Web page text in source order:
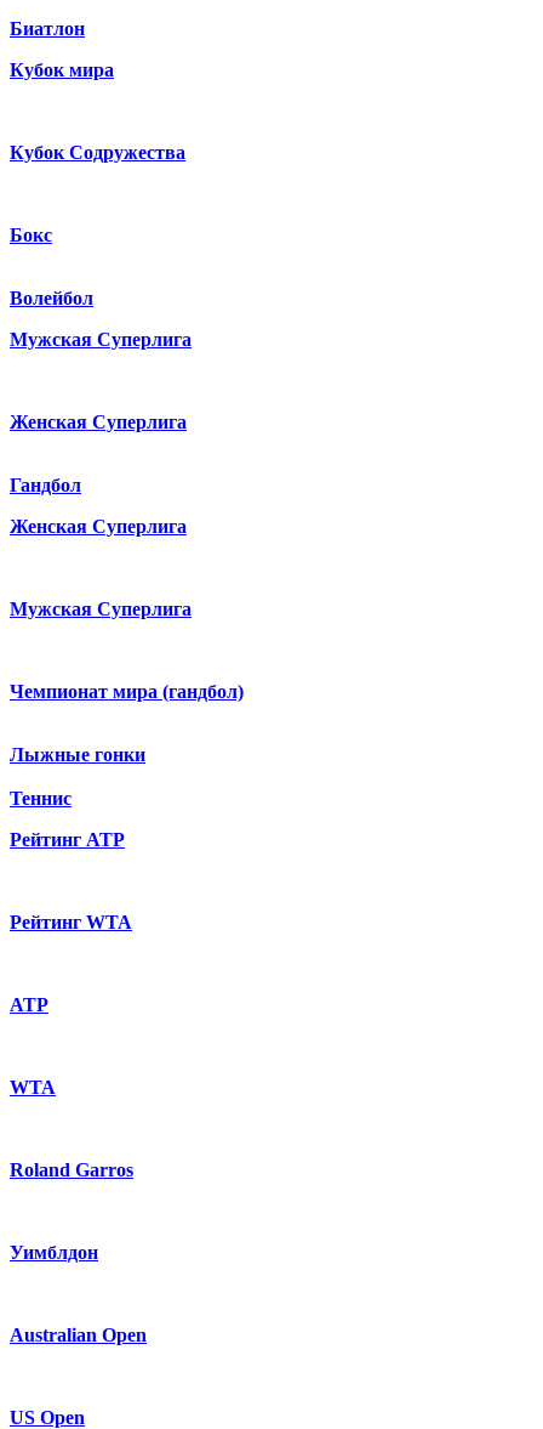
Биатлон
Кубок мира
Кубок Содружества
Бокс
Волейбол
Мужская Суперлига
Женская Суперлига
Гандбол
Женская Суперлига
Мужская Суперлига
Чемпионат мира (гандбол)
Лыжные гонки
Теннис
Рейтинг ATP
Рейтинг WTA
ATP
WTA
Roland Garros
Уимблдон
Australian Open
US Open